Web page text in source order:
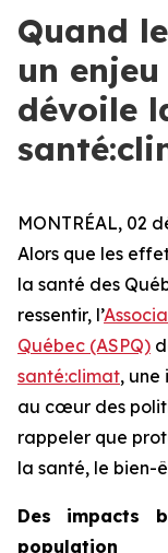
Quand
un enjeu
dévoile
MONTRÉAL, 02
Alors que les
la santé des
ressentir, l’
Québec (ASPQ)
santé:climat, une
au cœur des
rappeler que
la santé, le bien-
Des impacts
population